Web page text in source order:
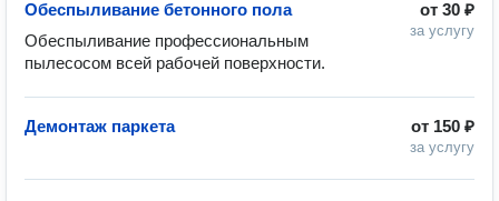
от 30 ₽
за услугу
Обеспыливание бетонного пола
Обеспыливание профессиональным
пылесосом всей рабочей поверхности.
от 150 ₽
за услугу
Демонтаж паркета